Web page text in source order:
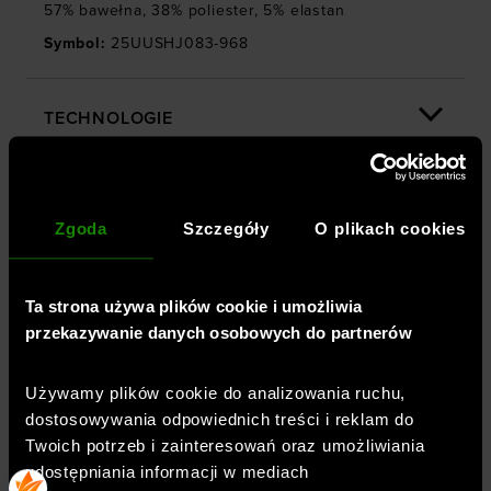
Zgoda Szczegóły O plikach cookies
Ta strona używa plików cookie i umożliwia
przekazywanie danych osobowych do partnerów
Używamy plików cookie do analizowania ruchu,
dostosowywania odpowiednich treści i reklam do
Twoich potrzeb i zainteresowań oraz umożliwiania
udostępniania informacji w mediach
57% bawełna, 38% poliester, 5% elastan
Symbol: 25UUSHJ083-968
TECHNOLOGIE
BEZPIECZEŃSTWO PRODUKTU